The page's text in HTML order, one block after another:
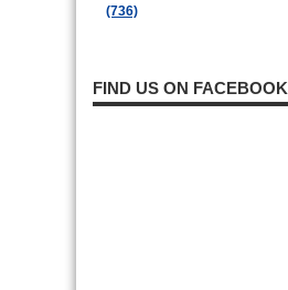
(736)
FIND US ON FACEBOOK